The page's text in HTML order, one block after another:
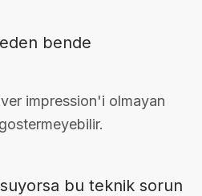
bende
impression'i olmayan
bu teknik sorun